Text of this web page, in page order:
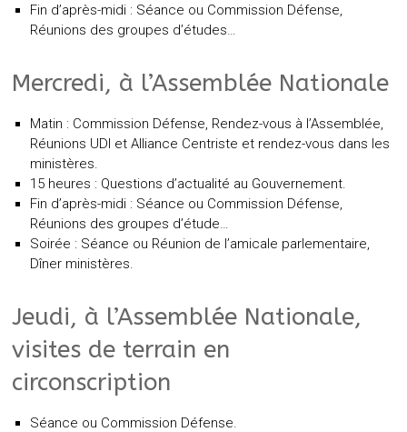
Fin d’après-midi : Séance ou Commission Défense,
Réunions des groupes d’études…
Mercredi, à l’Assemblée Nationale
Matin : Commission Défense, Rendez-vous à l’Assemblée,
Réunions UDI et Alliance Centriste et rendez-vous dans les
ministères.
15 heures : Questions d’actualité au Gouvernement.
Fin d’après-midi : Séance ou Commission Défense,
Réunions des groupes d’étude…
Soirée : Séance ou Réunion de l’amicale parlementaire,
Dîner ministères.
Jeudi, à l’Assemblée Nationale,
visites de terrain en
circonscription
Séance ou Commission Défense.